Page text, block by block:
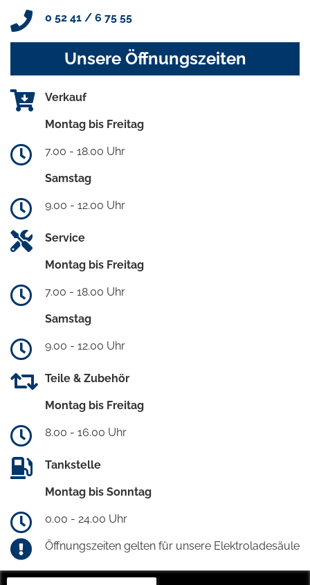
0 52 41 / 6 75 55
Unsere Öffnungszeiten
Verkauf
Montag bis Freitag
7.00 - 18.00 Uhr
Samstag
9.00 - 12.00 Uhr
Service
Montag bis Freitag
7.00 - 18.00 Uhr
Samstag
9.00 - 12.00 Uhr
Teile & Zubehör
Montag bis Freitag
8.00 - 16.00 Uhr
Tankstelle
Montag bis Sonntag
0.00 - 24.00 Uhr
Öffnungszeiten gelten für unsere Elektroladesäule